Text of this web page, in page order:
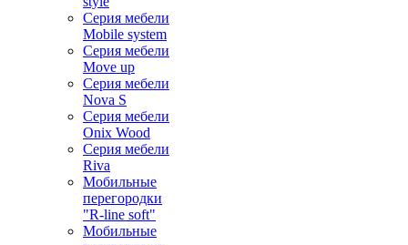
Серия мебели
Mobile system
Серия мебели
Move up
Серия мебели
Nova S
Серия мебели
Onix Wood
Серия мебели
Riva
Мобильные
перегородки
"R-line soft"
Мобильные